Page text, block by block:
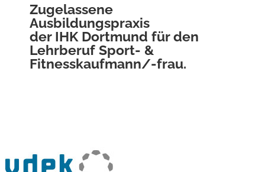
Zugelassene
Ausbildungspraxis
der IHK Dortmund für den
Lehrberuf Sport- &
Fitnesskaufmann/-frau.